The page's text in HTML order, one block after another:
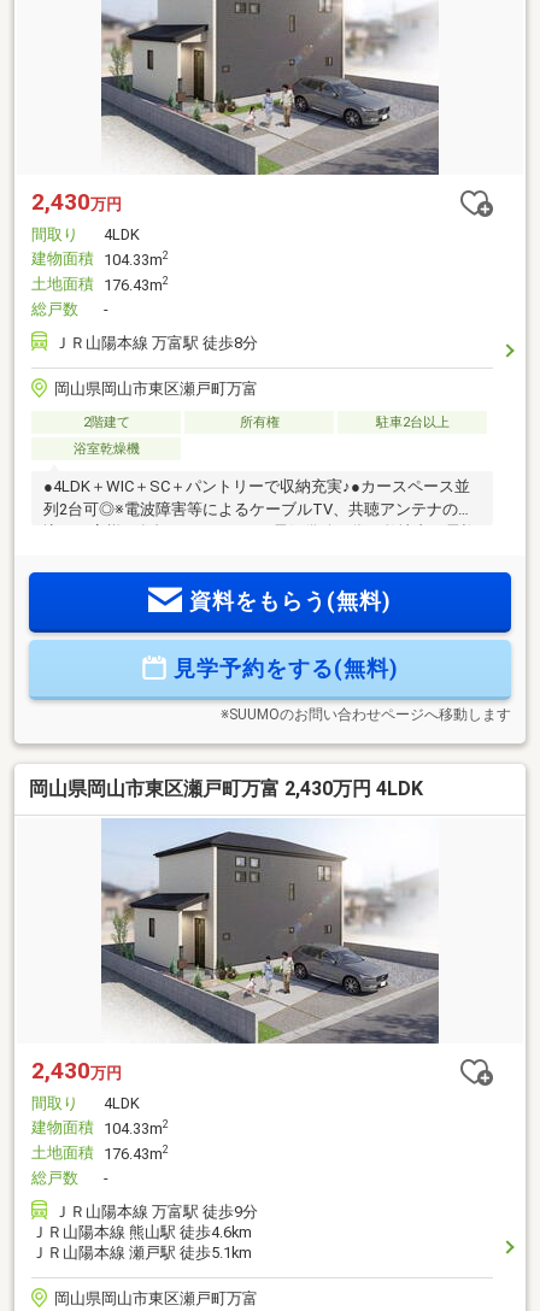
2,430万円
間取り
4LDK
建物面積 104.33m2
土地面積 176.43m2
総戸数
-
ＪＲ山陽本線 万富駅 徒歩8分
岡山県岡山市東区瀬戸町万富
2階建て 所有権
駐車2台以上
浴室乾燥機
●4LDK＋WIC＋SC＋パントリーで収納充実♪●カースペース並
列2台可◎※電波障害等によるケーブルTV、共聴アンテナの申
家屋調査士を利用して頂きます。※図面と現況に相違がある場
合は現況を優先とします。※TVアンテナ、照明器具、カーテン
における各証明書取得代金が別途必要になります。 ※景観法、
資料をもらう(無料)
見学予約をする(無料)
※SUUMOのお問い合わせページへ移動します
岡山県岡山市東区瀬戸町万富 2,430万円 4LDK
2,430万円
間取り
4LDK
建物面積 104.33m2
土地面積 176.43m2
総戸数
-
ＪＲ山陽本線 万富駅 徒歩9分
ＪＲ山陽本線 熊山駅 徒歩4.6km
ＪＲ山陽本線 瀬戸駅 徒歩5.1km
岡山県岡山市東区瀬戸町万富